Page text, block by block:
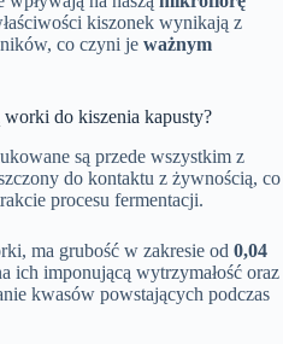
kiszonek wynikają z
co czyni je ważnym
do kiszenia kapusty?
są przede wszystkim z
do kontaktu z żywnością, co
procesu fermentacji.
ma grubość w zakresie od 0,04
ich imponującą wytrzymałość oraz
kwasów powstających podczas